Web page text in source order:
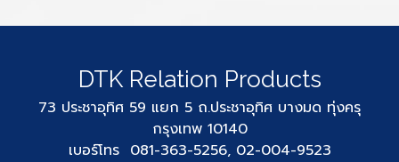
DTK Relation Products
73 ประชาอุทิศ 59 แยก 5 ถ.ประชาอุทิศ บางมด ทุ่งครุ
กรุงเทพ 10140
เบอร์โทร 081-363-5256, 02-004-9523